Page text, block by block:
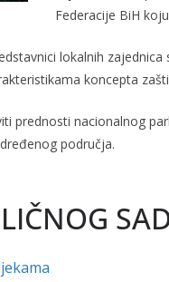
Federacije BiH
lokalnih
koncepta
prednosti nacionalnog
područja.